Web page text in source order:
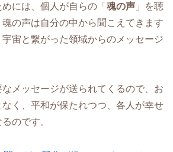
には、個人が自らの「 魂の声 」を聴
魂の声は自分の中から聞こえてきます
宙と繋がった領域からのメッセージ
メッセージが送られてくるので、お
く、平和が保たれつつ、各人が幸せ
のです。